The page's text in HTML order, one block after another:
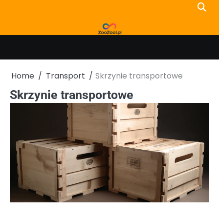
Home Transport Skrzynie transportowe
Skrzynie transportowe